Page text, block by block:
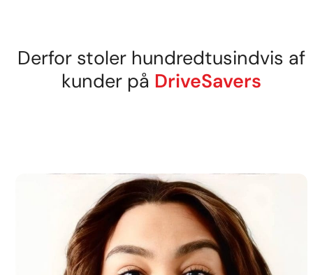
Derfor stoler hundredtusindvis af
kunder på DriveSavers